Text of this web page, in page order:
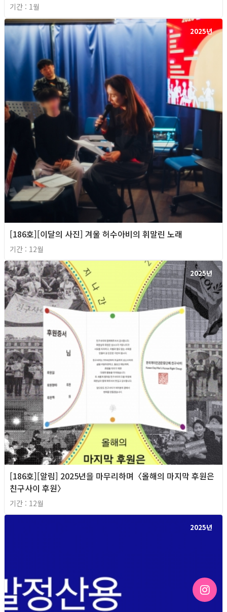
기간 : 1월
2025년
[186호][이달의 사진] 겨울 허수아비의 휘말린 노래
기간 : 12월
2025년
[186호][알림] 2025년을 마무리하며〈올해의 마지막 후원은
친구사이 후원〉
기간 : 12월
2025년